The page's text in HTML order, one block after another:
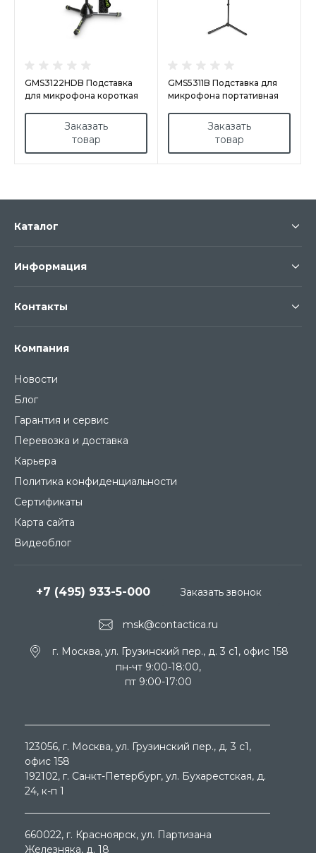
GMS3122HDB Подставка
для микрофона короткая
основанием штатива
Заказать
товар
GMS5311B Подставка для
микрофона портативная
Заказать
товар
Компания
Новости
Блог
Гарантия и сервис
Перевозка и доставка
Карьера
Политика конфиденциальности
Сертификаты
Карта сайта
Видеоблог
Каталог
Информация
Контакты
msk@contactica.ru
+7 (495) 933-5-000
г. Москва, ул. Грузинский пер., д. 3 c1, офис 158
пн-чт 9:00-18:00,
пт 9:00-17:00
Заказать звонок
123056, г. Москва, ул. Грузинский пер., д. 3 c1,
офис 158
192102, г. Санкт-Петербург, ул. Бухарестская, д.
24, к-п 1
660022, г. Красноярск, ул. Партизана
Железняка, д. 18